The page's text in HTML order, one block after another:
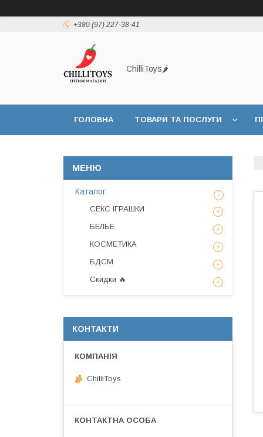
+380 (97) 227-38-41
ChilliToys🌶️
ГОЛОВНА ТОВАРИ ТА ПОСЛУГИ
Каталог
СЕКС ІГРАШКИ
БЕЛЬЕ
КОСМЕТИКА
БДСМ
Скидки 🔥
КОНТАКТИ
ChilliToys